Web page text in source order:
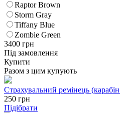
Raptor Brown
Storm Gray
Tiffany Blue
Zombie Green
3400 грн
Під замовлення
Купити
Разом з цим купують
Страхувальний ремінець
250 грн
Підібрати